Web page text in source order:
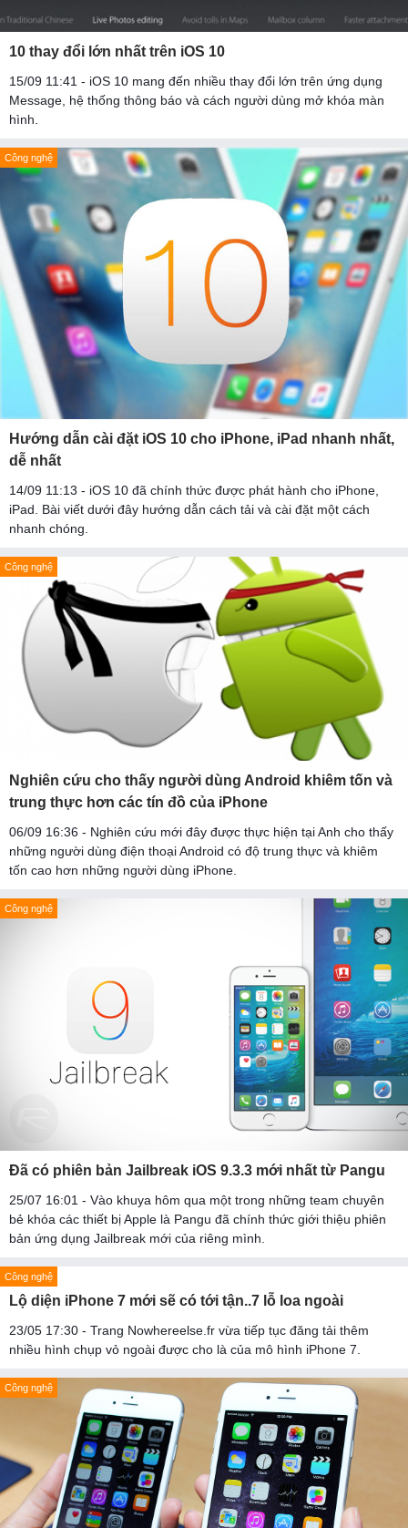
10 thay đổi lớn nhất trên iOS 10
15/09 11:41 - iOS 10 mang đến nhiều thay đổi lớn trên ứng dụng
Message, hệ thống thông báo và cách người dùng mở khóa màn
hình.
Công nghệ
Hướng dẫn cài đặt iOS 10 cho iPhone, iPad nhanh nhất,
dễ nhất
14/09 11:13 - iOS 10 đã chính thức được phát hành cho iPhone,
iPad. Bài viết dưới đây hướng dẫn cách tải và cài đặt một cách
nhanh chóng.
Công nghệ
Nghiên cứu cho thấy người dùng Android khiêm tốn và
trung thực hơn các tín đồ của iPhone
06/09 16:36 - Nghiên cứu mới đây được thực hiện tại Anh cho thấy
những người dùng điện thoại Android có độ trung thực và khiêm
tốn cao hơn những người dùng iPhone.
Công nghệ
Đã có phiên bản Jailbreak iOS 9.3.3 mới nhất từ Pangu
25/07 16:01 - Vào khuya hôm qua một trong những team chuyên
bẻ khóa các thiết bị Apple là Pangu đã chính thức giới thiệu phiên
bản ứng dụng Jailbreak mới của riêng mình.
Công nghệ
Lộ diện iPhone 7 mới sẽ có tới tận..7 lỗ loa ngoài
23/05 17:30 - Trang Nowhereelse.fr vừa tiếp tục đăng tải thêm
nhiều hình chụp vỏ ngoài được cho là của mô hình iPhone 7.
Công nghệ